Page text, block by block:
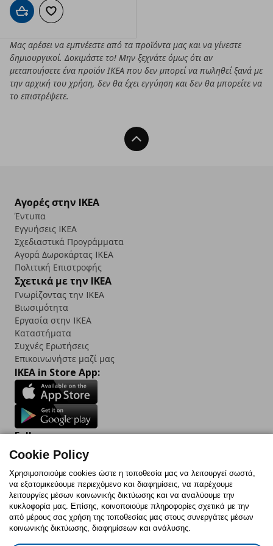
Προσθήκη στο καλάθι
Προσθήκη στα αγαπημένα
Μας αρέσει να εμπνέεστε από τα προϊόντα μας και να γίνεστε
δημιουργικοί. Δοκιμάστε το! Μην ξεχνάτε όμως ότι αν
μεταποιήσετε ένα προϊόν ΙΚΕΑ που δεν μπορεί να πωληθεί ξανά με
την αρχική του χρήση, δεν θα έχει εγγύηση και δεν θα μπορείτε να
το επιστρέψετε.
Back To Top
Αγορές στην IKEA
Έντυπα
Εγγυήσεις IKEA
Σχεδιαστικά Προγράμματα
Αγορά Δωρoκάρτας IKEA
Πολιτική Επιστροφής
Σχετικά με την IKEA
Γνωρίζοντας την IKEA
Βιωσιμότητα
Εργασία στην IKEA
Καταστήματα
Συχνές Ερωτήσεις
Επικοινωνήστε μαζί μας
IKEA in Store App:
Follow us:
FacebookInstagram
TikTok
Πολιτική CookiesΔήλωση ψηφιακής προσβασιμότητας
Έντυπο Επιστροφής / ΑκύρωσηςΡυθμίσεις cookiesΌροι Χρήσης
Cookie Policy
Χρησιμοποιούμε cookies ώστε η τοποθεσία μας να λειτουργεί σωστά,
να εξατομικεύουμε περιεχόμενο και διαφημίσεις, να παρέχουμε
λειτουργίες μέσων κοινωνικής δικτύωσης και να αναλύουμε την
κυκλοφορία μας. Επίσης, κοινοποιούμε πληροφορίες σχετικά με την
από μέρους σας χρήση της τοποθεσίας μας στους συνεργάτες μέσων
κοινωνικής δικτύωσης, διαφημίσεων και ανάλυσης.